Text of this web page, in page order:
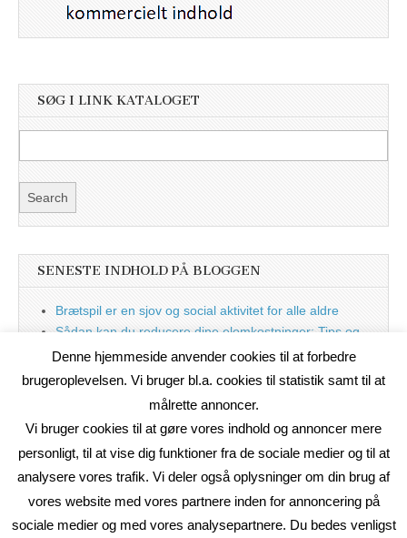
SØG I LINK KATALOGET
SENESTE INDHOLD PÅ BLOGGEN
Brætspil er en sjov og social aktivitet for alle aldre
Sådan kan du reducere dine elomkostninger: Tips og
tricks til at spare på elprisen
Nu med blog
Denne hjemmeside anvender cookies til at forbedre
brugeroplevelsen. Vi bruger bl.a. cookies til statistik samt til at
målrette annoncer.
Vi bruger cookies til at gøre vores indhold og annoncer mere
personligt, til at vise dig funktioner fra de sociale medier og til at
analysere vores trafik. Vi deler også oplysninger om din brug af
vores website med vores partnere inden for annoncering på
sociale medier og med vores analysepartnere. Du bedes venligst